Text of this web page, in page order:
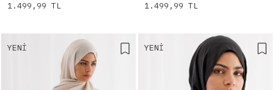
1.499,99 TL 1.499,99 TL
YENI YENI